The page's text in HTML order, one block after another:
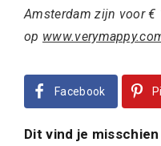
Amsterdam zijn voor €
op
Facebook
Dit vind je